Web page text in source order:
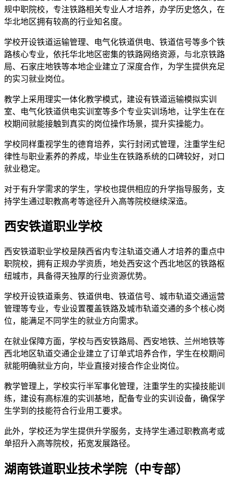
规中职院校，专注铁路相关专业人才培养，办学历史悠久，在
华北地区拥有较高的行业知名度。
学校开设铁道运输管理、电气化铁道供电、铁道信号等多个铁
路核心专业，依托华北地区密集的铁路网络资源，与北京铁路
局、石家庄地铁等本地企业建立了深度合作，为学生提供充足
的实习就业岗位。
教学上采用理实一体化教学模式，建设有铁道运输模拟实训
室、电气化铁道供电实训室等多个专业实训场地，让学生在在
校期间就能接触到真实的岗位操作场景，提升实操能力。
学校同样重视学生的德育培养，实行封闭式管理，注重学生纪
律性与职业素养的养成，毕业生在铁路系统的口碑较好，对口
就业稳定。
对于有升学需求的学生，学校也提供相应的升学指导服务，支
持学生通过职教高考等途径升入高等院校继续深造。
西安铁道职业学校
西安铁道职业学校是陕西省内专注轨道交通人才培养的重点中
职院校，拥有正规办学资质，地处西安这个西北地区的铁路枢
纽城市，具备得天独厚的行业资源优势。
学校开设铁道乘务、铁道供电、铁道信号、城市轨道交通运营
管理等专业，专业设置覆盖铁路及城市轨道交通的多个核心岗
位，能满足不同学生的就业方向需求。
在就业保障方面，学校与西安铁路局、西安地铁、兰州地铁等
西北地区轨道交通企业建立了订单式培养合作，学生在校期间
就能明确就业方向，毕业直接对接合作企业岗位。
教学管理上，学校实行半军事化管理，注重学生的实操技能训
练，建设有高标准的实训基地，配备专业的实训设备，确保学
生学到的技能符合行业用工要求。
此外，学校还为学生提供升学服务，支持学生通过职教高考或
单招升入高等院校，拓宽发展路径。
湖南铁道职业技术学院（中专部）